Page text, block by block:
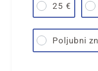
25 €
Poljubni